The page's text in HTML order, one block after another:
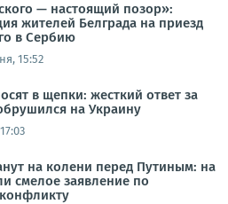
— настоящий позор»:
жителей Белграда на приезд
в Сербию
15:52
в щепки: жесткий ответ за
на Украину
на колени перед Путиным: на
смелое заявление по